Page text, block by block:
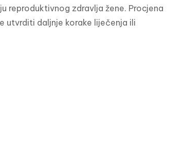
reproduktivnog zdravlja žene. Procjena
utvrditi daljnje korake liječenja ili